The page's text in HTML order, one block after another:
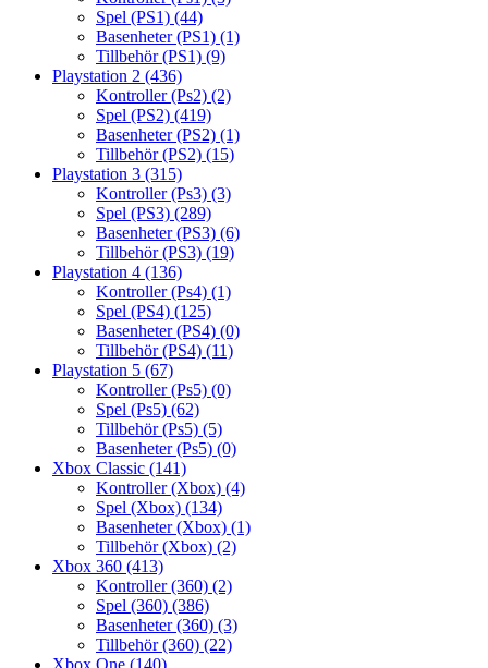
Spel (PS1) (44)
Basenheter (PS1) (1)
Tillbehör (PS1) (9)
Playstation 2 (436)
Kontroller (Ps2) (2)
Spel (PS2) (419)
Basenheter (PS2) (1)
Tillbehör (PS2) (15)
Playstation 3 (315)
Kontroller (Ps3) (3)
Spel (PS3) (289)
Basenheter (PS3) (6)
Tillbehör (PS3) (19)
Playstation 4 (136)
Kontroller (Ps4) (1)
Spel (PS4) (125)
Basenheter (PS4) (0)
Tillbehör (PS4) (11)
Playstation 5 (67)
Kontroller (Ps5) (0)
Spel (Ps5) (62)
Tillbehör (Ps5) (5)
Basenheter (Ps5) (0)
Xbox Classic (141)
Kontroller (Xbox) (4)
Spel (Xbox) (134)
Basenheter (Xbox) (1)
Tillbehör (Xbox) (2)
Xbox 360 (413)
Kontroller (360) (2)
Spel (360) (386)
Basenheter (360) (3)
Tillbehör (360) (22)